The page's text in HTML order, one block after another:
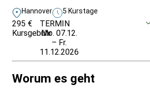
Hannover 5 Kurstage
295 €
Kursgebühr
TERMIN
Mo. 07.12.
– Fr.
11.12.2026
Worum es geht